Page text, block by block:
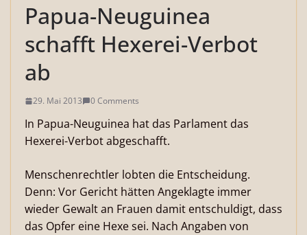
Papua-Neuguinea
schafft Hexerei-Verbot
ab
29. Mai 2013 0 Comments
In Papua-Neuguinea hat das Parlament das
Hexerei-Verbot abgeschafft.
Menschenrechtler lobten die Entscheidung.
Denn: Vor Gericht hätten Angeklagte immer
wieder Gewalt an Frauen damit entschuldigt, dass
das Opfer eine Hexe sei. Nach Angaben von